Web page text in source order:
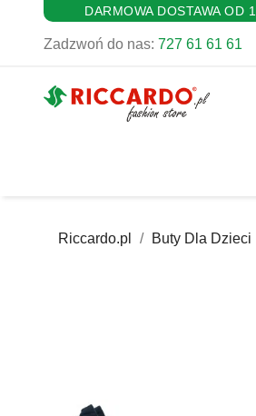
DARMOWA DOSTAWA OD
Zadzwoń do nas: 727 61 61 61
Riccardo.pl Buty Dla Dzieci